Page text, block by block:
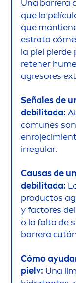
Una barrera
que la
que
estrato
la piel pierde
retener
agresores
Señales de
debilitada:
comunes
irregular.
Causas de
debilitada:
productos
y factores
o la falta de
barrera
Cómo
pielv: Una